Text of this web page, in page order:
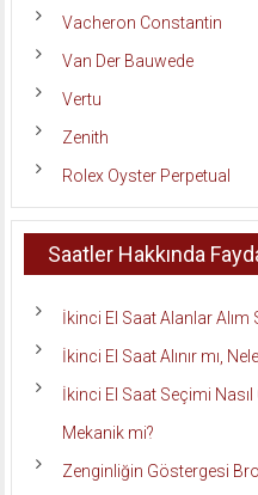
Vacheron Constantin
Van Der Bauwede
Vertu
Zenith
Rolex Oyster Perpetual
Saatler Hakkında
İkinci El Saat Alanlar Alım
İkinci El Saat Alınır mı,
İkinci El Saat Seçimi Nasıl
Mekanik mi?
Zenginliğin Göstergesi